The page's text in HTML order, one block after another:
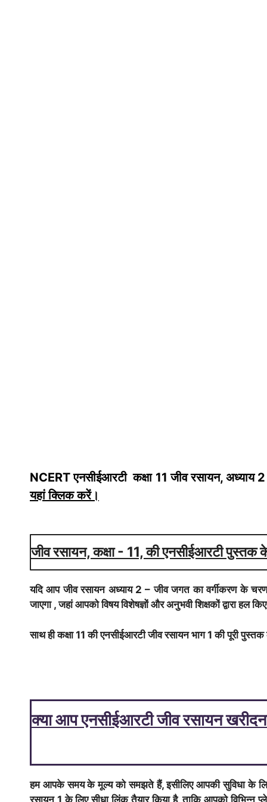
NCERT एनसीईआरटी कक्षा 11 जीव रसायन, अध्याय
यहां क्लिक करें।
जीव रसायन, कक्षा - 11, की एनसीईआरटी पुस्तक
यदि आप जीव रसायन अध्याय 2 – जीव जगत का वर्गीकरण के
जाएगा , जहां आपको विषय विशेषज्ञों और अनुभवी शिक्षकों द्वारा
साथ ही कक्षा 11 की एनसीईआरटी जीव रसायन भाग 1 की पूरी
क्या आप एनसीईआरटी जीव रसायन
हम आपके समय के मूल्य को समझते हैं, इसीलिए आपकी सुविधा के
रसायन 1 के लिए सीधा लिंक तैयार किया है, ताकि आपको